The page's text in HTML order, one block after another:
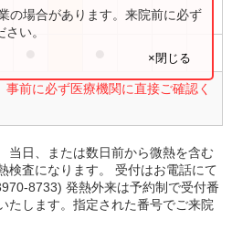
●
前に必ず医療機関に直接ご確認く
の場合があります。来院前に必ず
い。
×閉じる
当日、または数日前から微熱を含む
検査になります。 受付はお電話にて
8733) 発熱外来は予約制で受付番
たします。指定された番号でご来院